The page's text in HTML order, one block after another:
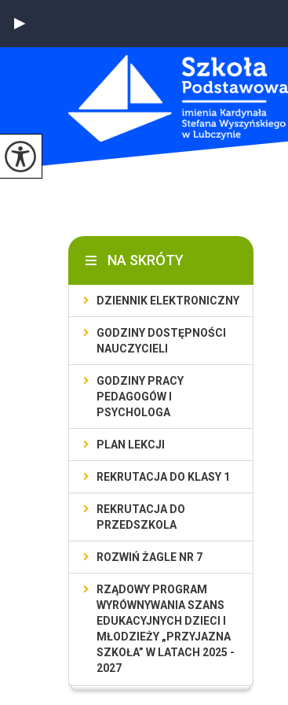
NA SKRÓTY
DZIENNIK ELEKTRONICZNY
GODZINY DOSTĘPNOŚCI
NAUCZYCIELI
GODZINY PRACY
PEDAGOGÓW I
PSYCHOLOGA
PLAN LEKCJI
REKRUTACJA DO KLASY 1
REKRUTACJA DO
PRZEDSZKOLA
ROZWIŃ ŻAGLE NR 7
RZĄDOWY PROGRAM
WYRÓWNYWANIA SZANS
EDUKACYJNYCH DZIECI I
MŁODZIEŻY „PRZYJAZNA
SZKOŁA” W LATACH 2025 -
2027